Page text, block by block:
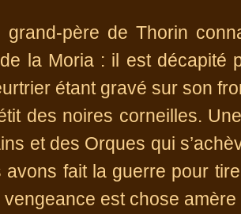
grand-père de Thorin
la Moria : il est décapité
étant gravé sur son
des noires corneilles.
et des Orques qui
avons fait la guerre pour
vengeance est chose amère